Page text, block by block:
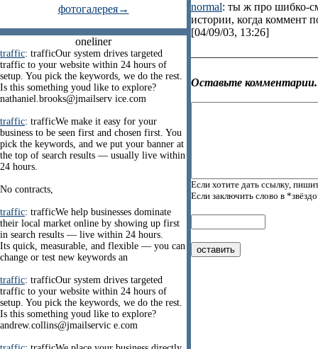
фотогалерея→
oneliner
traffic: trafficOur system drives targeted
traffic to your website within 24 hours of
setup. You pick the keywords, we do the rest.
Is this something youd like to explore?
nathaniel.brooks@jmailserv ice.com
traffic: trafficWe make it easy for your
business to be seen first and chosen first. You
pick the keywords, and we put your banner at
the top of search results — usually live within
24 hours.
No contracts,
traffic: trafficWe help businesses dominate
their local market online by showing up first
in search results — live within 24 hours.
Its quick, measurable, and flexible — you can
change or test new keywords an
traffic: trafficOur system drives targeted
traffic to your website within 24 hours of
setup. You pick the keywords, we do the rest.
Is this something youd like to explore?
andrew.collins@jmailservic e.com
normal: ты ж про шибко-
истории, когда коммент
[04/09/03, 13:26]
Оставьте
Если хотите дать ссылку,
Если заключить слово в